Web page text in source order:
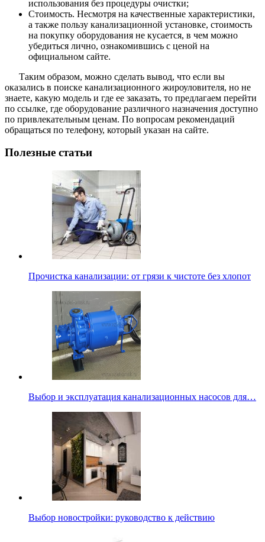
использования без процедуры очистки;
Стоимость. Несмотря на качественные характеристики,
а также пользу канализационной установке, стоимость
на покупку оборудования не кусается, в чем можно
убедиться лично, ознакомившись с ценой на
официальном сайте.
Таким образом, можно сделать вывод, что если вы
оказались в поиске канализационного жироуловителя, но не
знаете, какую модель и где ее заказать, то предлагаем перейти
по ссылке, где оборудование различного назначения доступно
по привлекательным ценам. По вопросам рекомендаций
обращаться по телефону, который указан на сайте.
Полезные статьи
Прочистка канализации: от грязи к чистоте без хлопот
Выбор и эксплуатация канализационных насосов для…
Выбор новостройки: руководство к действию